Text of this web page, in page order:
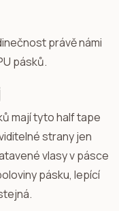
právě námi
pásků.
mají tyto half tape
strany jen
vlasy v pásce
pásku, lepící